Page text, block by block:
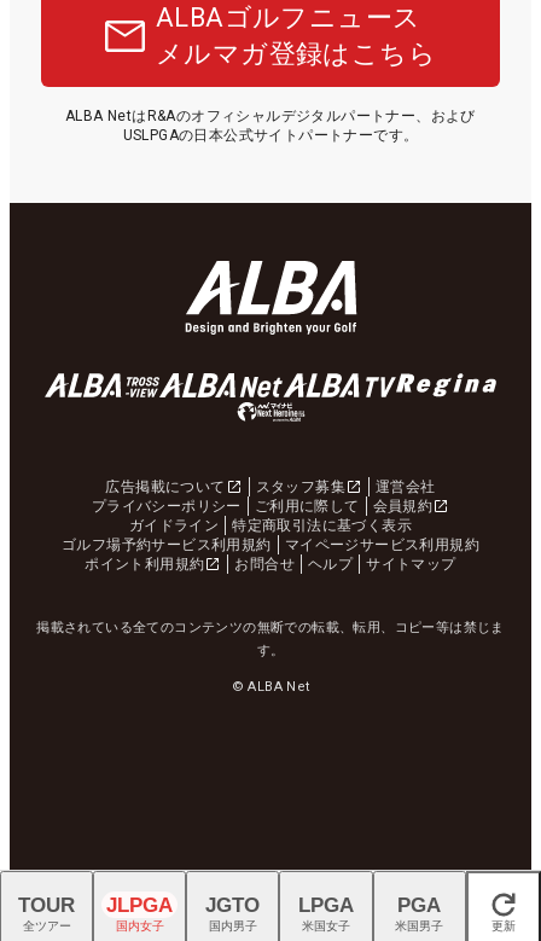
ALBAゴルフニュース
メルマガ登録はこちら
ALBA NetはR&Aのオフィシャルデジタルパートナー、および
USLPGAの日本公式サイトパートナーです。
広告掲載について スタッフ募集
運営会社
プライバシーポリシー
ご利用に際して
会員規約
ガイドライン
特定商取引法に基づく表示
ゴルフ場予約サービス利用規約
マイページサービス利用規約
ポイント利用規約
お問合せ ヘルプ サイトマップ
掲載されている全てのコンテンツの無断での転載、転用、コピー等は禁じま
す。
© ALBA Net
閉じる
TOUR
全ツアー
JLPGA
国内女子
JGTO
国内男子
LPGA
米国女子
PGA
米国男子 更新